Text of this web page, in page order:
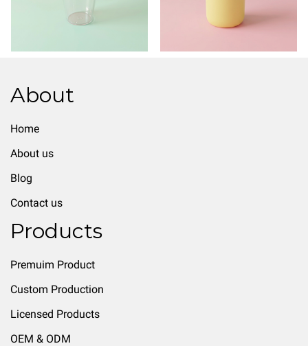
About
Home
About us
Blog
Contact us
Products
Premuim Product
Custom Production
Licensed Products
OEM & ODM